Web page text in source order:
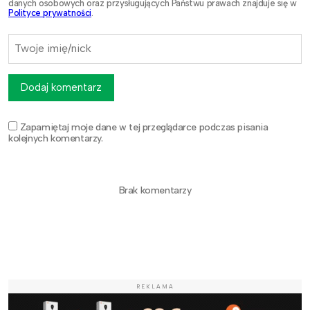
danych osobowych oraz przysługujących Państwu prawach znajduje się w
Polityce prywatności
Zapamiętaj moje dane w tej przeglądarce podczas pisania
kolejnych komentarzy.
Dodaj komentarz
Brak komentarzy
REKLAMA